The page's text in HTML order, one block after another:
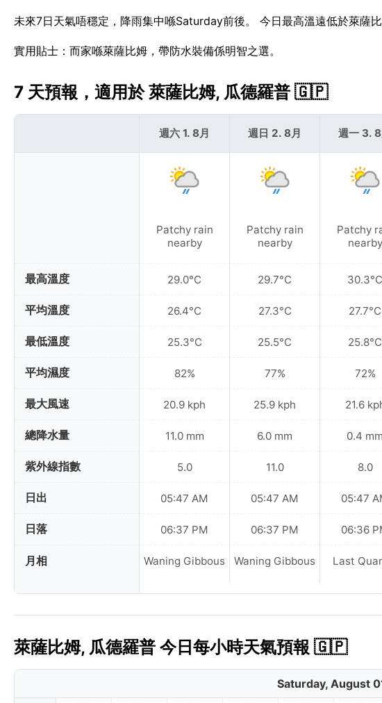
未來7日天氣唔穩定，降雨集中喺Saturday前後。 今日最高溫遠低於萊薩比
實用貼士：而家喺萊薩比姆，帶防水裝備係明智之選。
7 天預報，適用於 萊薩比姆, 瓜德羅普 🇬🇵
最高溫度
平均溫度
最低溫度
平均濕度
最大風速
總降水量
紫外線指數
日出
日落
月相
週六 1. 8月
Patchy rain
nearby
29.0°C
26.4°C
25.3°C
82%
20.9 kph
11.0 mm
5.0
05:47 AM
06:37 PM
Waning Gibbous
週日 2. 8月
Patchy rain
nearby
29.7°C
27.3°C
25.5°C
77%
25.9 kph
6.0 mm
11.0
05:47 AM
06:37 PM
Waning Gibbous
週一 3.
Patchy
nearby
30.3°C
27.7°C
25.8°C
72%
21.6
0.4 mm
8.0
05:47
06:36
Last
萊薩比姆, 瓜德羅普 今日每小時天氣預報 🇬🇵
Saturday, August